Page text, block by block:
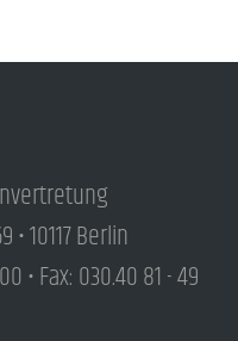
10117 Berlin
• Fax: 030.40 81 - 49